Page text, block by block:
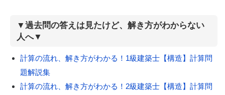
▼過去問の答えは見たけど、解き方がわからない
人へ▼
計算の流れ、解き方がわかる！1級建築士【構造】計算問
題解説集
計算の流れ、解き方がわかる！2級建築士【構造】計算問